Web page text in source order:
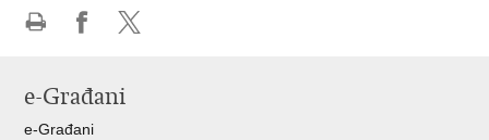
Facebooku
X-
e-Građani
e-Građani